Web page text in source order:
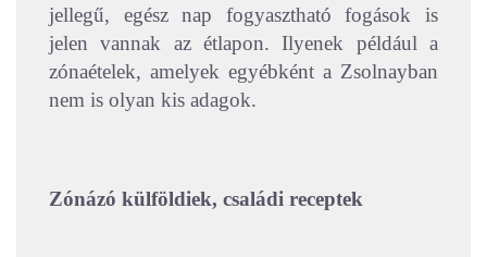
jellegű, egész nap fogyasztható fogások is
jelen vannak az étlapon. Ilyenek például a
zónaételek, amelyek egyébként a Zsolnayban
nem is olyan kis adagok.
Zónázó külföldiek, családi receptek